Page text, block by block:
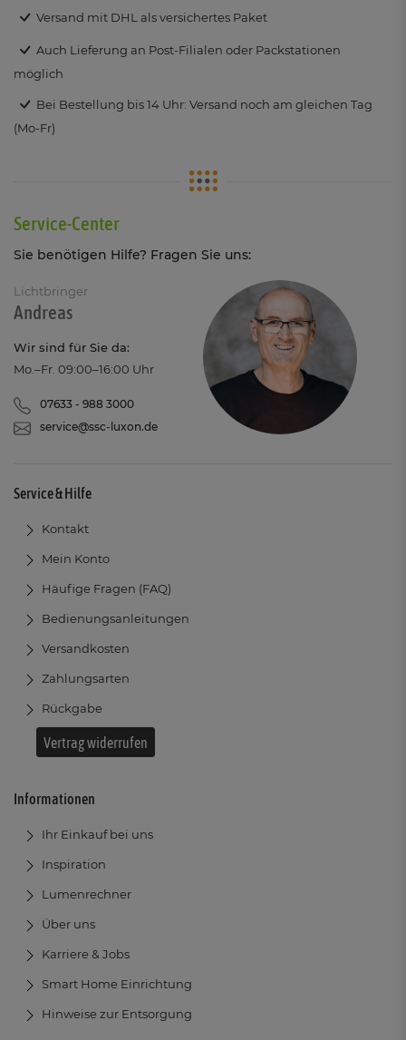
Versand mit DHL als versichertes Paket
Auch Lieferung an Post-Filialen oder Packstationen
möglich
Bei Bestellung bis 14 Uhr: Versand noch am gleichen Tag
(Mo-Fr)
Service-Center
Sie benötigen Hilfe? Fragen Sie uns:
Lichtbringer
Andreas
Wir sind für Sie da:
Mo.–Fr. 09:00–16:00 Uhr
07633 - 988 3000
service@ssc-luxon.de
Service & Hilfe
Kontakt
Mein Konto
Häufige Fragen (FAQ)
Bedienungsanleitungen
Versandkosten
Zahlungsarten
Rückgabe
Vertrag widerrufen
Informationen
Ihr Einkauf bei uns
Inspiration
Lumenrechner
Über uns
Karriere & Jobs
Smart Home Einrichtung
Hinweise zur Entsorgung